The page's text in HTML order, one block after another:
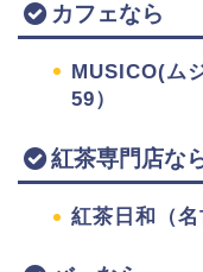
カフェなら
MUSICO(ム
59）
紅茶専門店な
紅茶日和（名